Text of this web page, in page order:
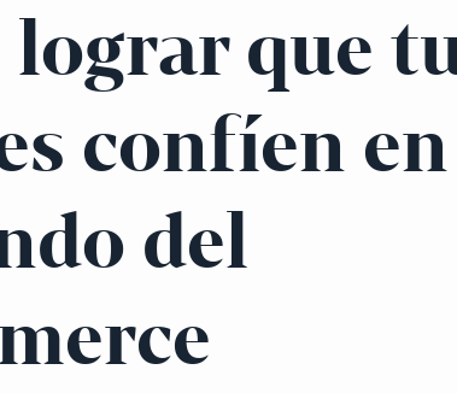
lograr que
confíen
del